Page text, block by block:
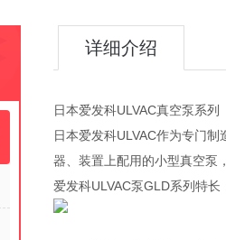
详细介绍
日本爱发科ULVAC真空泵系列
日本爱发科ULVAC作为专门
器、装置上配用的小型真空泵
爱发科ULVAC泵GLD系列特长